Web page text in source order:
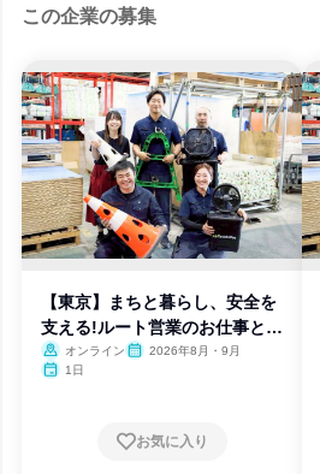
この企業の募集
【東京】まちと暮らし、安全を
支える!ルート営業のお仕事と
は?オンライン
2026年8月・9月
1日
お気に入り